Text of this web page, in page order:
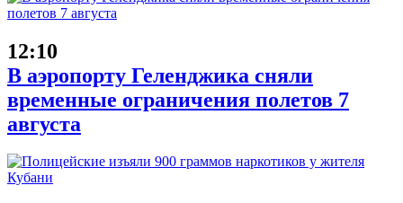
12:10
В аэропорту Геленджика сняли
временные ограничения полетов 7
августа